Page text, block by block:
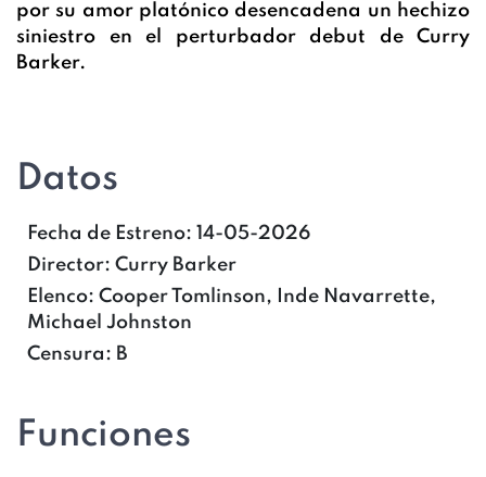
por su amor platónico desencadena un hechizo
siniestro en el perturbador debut de Curry
Barker.
Datos
Fecha de Estreno: 14-05-2026
Director: Curry Barker
Elenco: Cooper Tomlinson, Inde Navarrette,
Michael Johnston
Censura: B
Funciones